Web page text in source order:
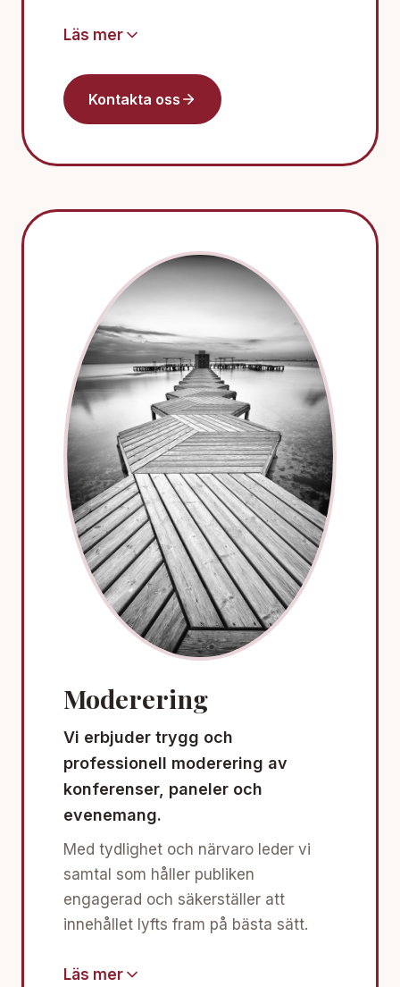
Läs mer
Kontakta oss
Moderering
Vi erbjuder trygg och
professionell moderering av
konferenser, paneler och
evenemang.
Med tydlighet och närvaro leder vi
samtal som håller publiken
engagerad och säkerställer att
innehållet lyfts fram på bästa sätt.
Läs mer